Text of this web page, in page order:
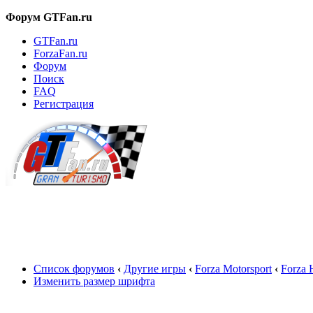
Форум GTFan.ru
GTFan.ru
ForzaFan.ru
Форум
Поиск
FAQ
Регистрация
Список форумов ‹ Другие игры ‹ Forza Motorsport ‹ Forza
Изменить размер шрифта